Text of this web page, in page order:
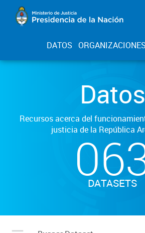
DATOS ORGANIZACIONES
Datos
Recursos acerca del
justicia de la República
DATASETS